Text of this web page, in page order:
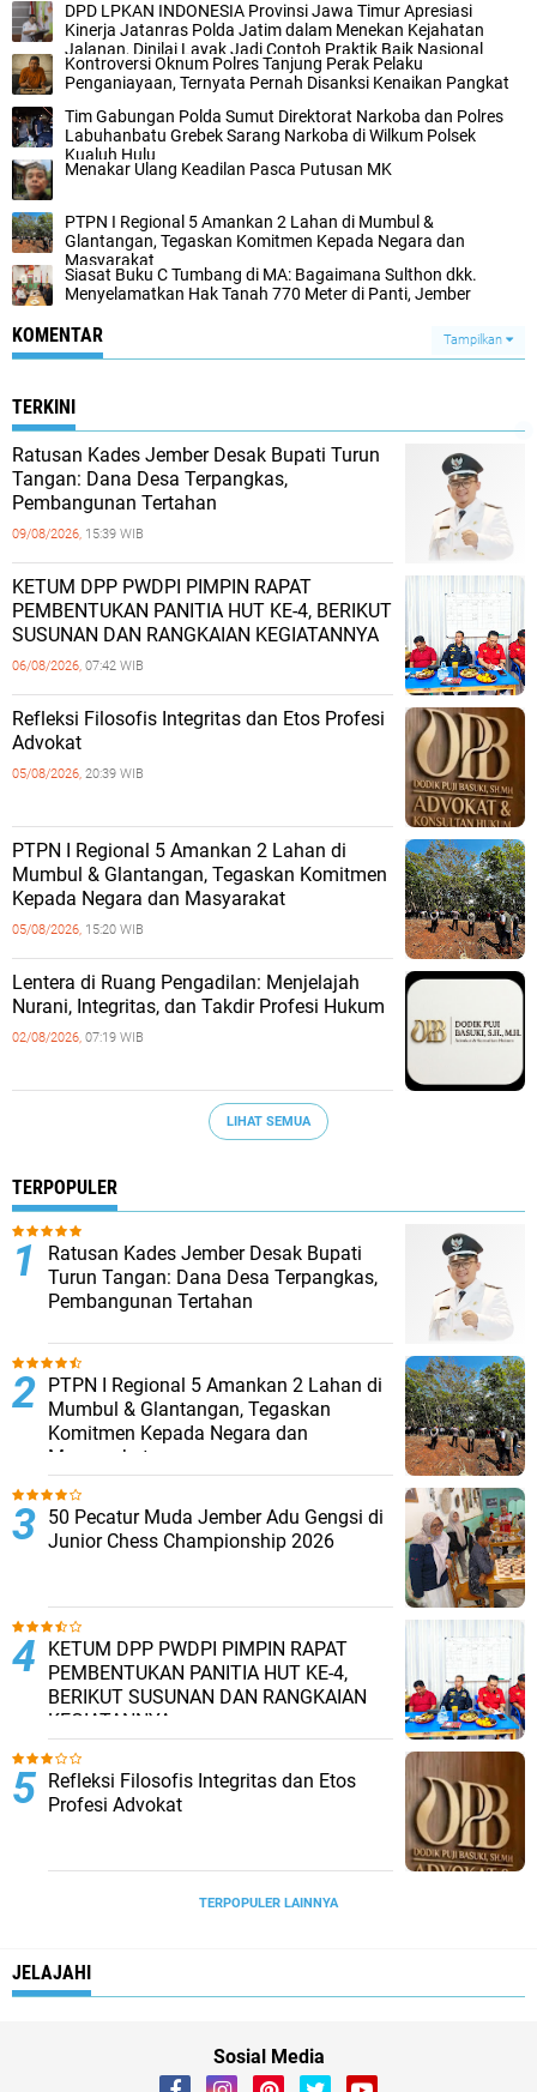
DPD LPKAN INDONESIA Provinsi Jawa Timur Apresiasi
Kinerja Jatanras Polda Jatim dalam Menekan Kejahatan
Jalanan, Dinilai Layak Jadi Contoh Praktik Baik Nasional
Kontroversi Oknum Polres Tanjung Perak Pelaku
Penganiayaan, Ternyata Pernah Disanksi Kenaikan Pangkat
Tim Gabungan Polda Sumut Direktorat Narkoba dan Polres
Labuhanbatu Grebek Sarang Narkoba di Wilkum Polsek
Kualuh Hulu
Menakar Ulang Keadilan Pasca Putusan MK
PTPN I Regional 5 Amankan 2 Lahan di Mumbul &
Glantangan, Tegaskan Komitmen Kepada Negara dan
Masyarakat
Siasat Buku C Tumbang di MA: Bagaimana Sulthon dkk.
Menyelamatkan Hak Tanah 770 Meter di Panti, Jember
KOMENTAR Tampilkan
TERKINI
Ratusan Kades Jember Desak Bupati Turun
Tangan: Dana Desa Terpangkas,
Pembangunan Tertahan
09/08/2026, 15:39 WIB
KETUM DPP PWDPI PIMPIN RAPAT
PEMBENTUKAN PANITIA HUT KE-4, BERIKUT
SUSUNAN DAN RANGKAIAN KEGIATANNYA
06/08/2026, 07:42 WIB
Refleksi Filosofis Integritas dan Etos Profesi
Advokat
05/08/2026, 20:39 WIB
PTPN I Regional 5 Amankan 2 Lahan di
Mumbul & Glantangan, Tegaskan Komitmen
Kepada Negara dan Masyarakat
05/08/2026, 15:20 WIB
​Lentera di Ruang Pengadilan: Menjelajah
Nurani, Integritas, dan Takdir Profesi Hukum
02/08/2026, 07:19 WIB
LIHAT SEMUA
TERPOPULER
Ratusan Kades Jember Desak Bupati
Turun Tangan: Dana Desa Terpangkas,
Pembangunan Tertahan
PTPN I Regional 5 Amankan 2 Lahan di
Mumbul & Glantangan, Tegaskan
Komitmen Kepada Negara dan
Masyarakat
50 Pecatur Muda Jember Adu Gengsi di
Junior Chess Championship 2026
KETUM DPP PWDPI PIMPIN RAPAT
PEMBENTUKAN PANITIA HUT KE-4,
BERIKUT SUSUNAN DAN RANGKAIAN
KEGIATANNYA
Refleksi Filosofis Integritas dan Etos
Profesi Advokat
TERPOPULER LAINNYA
JELAJAHI
Sosial Media